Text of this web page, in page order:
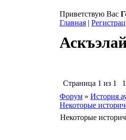
Приветствую Вас
Главная |
Страница 1 из 1
1
Форум » История
Некоторые
Некоторые